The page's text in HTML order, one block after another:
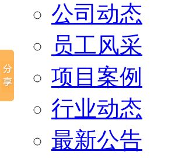
公司动态
员工风采
项目案例
行业动态
最新公告